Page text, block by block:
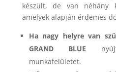
készült, de van néhány
amelyek alapján érdemes
Ha nagy helyre van
GRAND BLUE
munkafelületet.